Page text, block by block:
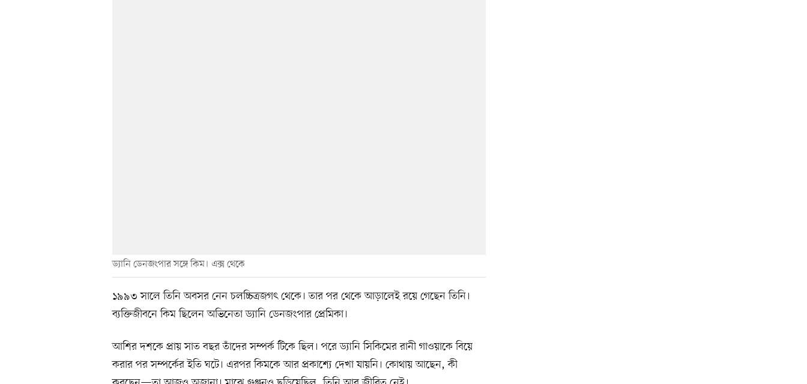
ড্যানি ডেনজংপার সঙ্গে কিম। এক্স থেকে
১৯৯৩ সালে তিনি অবসর নেন চলচ্চিত্রজগৎ থেকে। তার পর থেকে আড়ালেই রয়ে গেছেন তিনি।
ব্যক্তিজীবনে কিম ছিলেন অভিনেতা ড্যানি ডেনজংপার প্রেমিকা।
আশির দশকে প্রায় সাত বছর তাঁদের সম্পর্ক টিকে ছিল। পরে ড্যানি সিকিমের রানী গাওয়াকে বিয়ে
করার পর সম্পর্কের ইতি ঘটে। এরপর কিমকে আর প্রকাশ্যে দেখা যায়নি। কোথায় আছেন, কী